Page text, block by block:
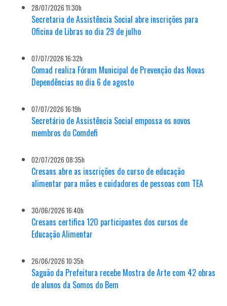
28/07/2026 11:30h
Secretaria de Assistência Social abre inscrições para
Oficina de Libras no dia 29 de julho
07/07/2026 16:32h
Comad realiza Fórum Municipal de Prevenção das Novas
Dependências no dia 6 de agosto
07/07/2026 16:19h
Secretário de Assistência Social empossa os novos
membros do Comdefi
02/07/2026 08:35h
Cresans abre as inscrições do curso de educação
alimentar para mães e cuidadores de pessoas com TEA
30/06/2026 16:40h
Cresans certifica 120 participantes dos cursos de
Educação Alimentar
26/06/2026 10:35h
Saguão da Prefeitura recebe Mostra de Arte com 42 obras
de alunos da Somos do Bem